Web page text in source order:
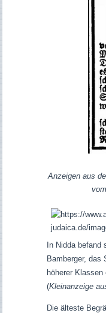
Anzeigen aus
In Nidda befand
Bamberger, das
höherer
(Kleinanzeige
Die älteste